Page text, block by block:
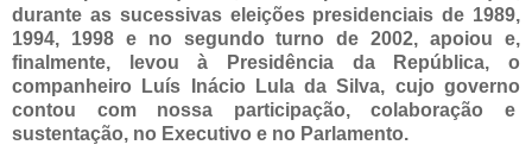
durante as sucessivas eleições presidenciais de 1989,
1994, 1998 e no segundo turno de 2002, apoiou e,
finalmente, levou à Presidência da República, o
companheiro Luís Inácio Lula da Silva, cujo governo
contou com nossa participação, colaboração e
sustentação, no Executivo e no Parlamento.